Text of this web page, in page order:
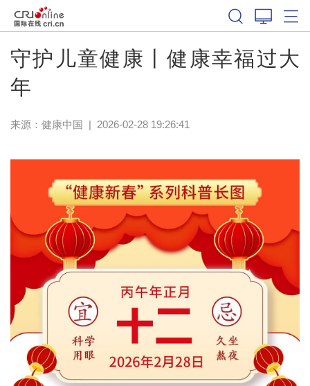
守护儿童健康丨健康幸福过大
年
来源： 健康中国 | 2026-02-28 19:26:41